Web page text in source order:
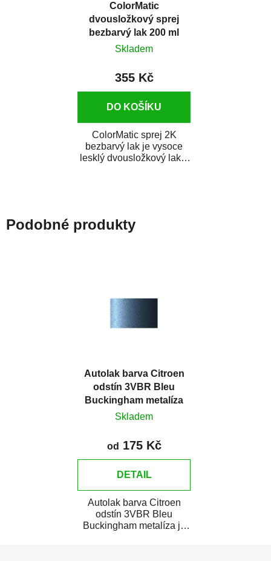
ColorMatic
dvousložkový sprej
bezbarvý lak 200 ml
Skladem
355 Kč
DO KOŠÍKU
ColorMatic sprej 2K
bezbarvý lak je vysoce
lesklý dvousložkový lak s
Podobné produkty
Autolak barva Citroen
odstín 3VBR Bleu
Buckingham metalíza
Skladem
od 175 Kč
DETAIL
Autolak barva Citroen
odstín 3VBR Bleu
Buckingham metalíza je